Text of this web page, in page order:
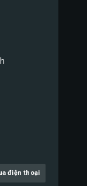
điện thoại